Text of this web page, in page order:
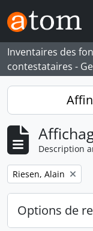
Skip to main content
Inventaires des
contestataires -
Description
Remove filter:
Riesen, Alain
Options de